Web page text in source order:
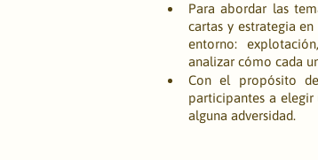
Para abordar las
cartas y estrategia
entorno:
analizar cómo cada
Con el propósito
participantes a
alguna adversidad.